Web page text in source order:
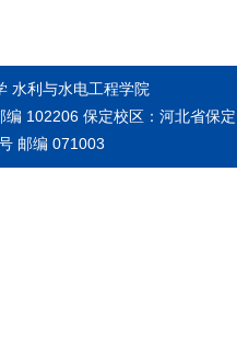
水利与水电工程学院
102206 保定校区：河北省保定
邮编 071003